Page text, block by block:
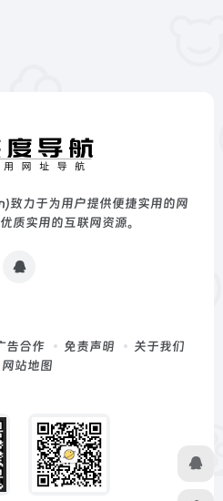
致力于为用户提供便捷实用的网
质实用的互联网资源。
告合作 免责声明
关于我们
网站地图